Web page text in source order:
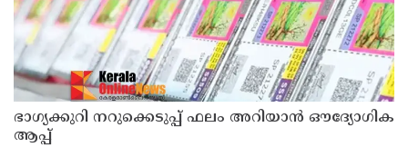
ഭാഗ്യക്കുറി നറുക്കെടുപ്പ് ഫലം അറിയാൻ ഔദ്യോഗിക
ആപ്പ്